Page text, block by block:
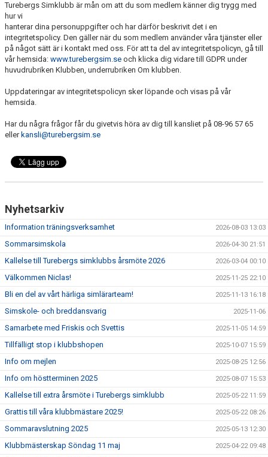
Turebergs Simklubb är mån om att du som medlem känner dig trygg med
hur vi
hanterar dina personuppgifter och har därför beskrivit det i en
integritetspolicy. Den gäller när du som medlem använder våra tjänster eller
på något sätt är i kontakt med oss. För att ta del av integritetspolicyn, gå till
vår hemsida: www.turebergsim.se och klicka dig vidare till GDPR under
huvudrubriken Klubben, underrubriken Om klubben.
Uppdateringar av integritetspolicyn sker löpande och visas på vår
hemsida.
Har du några frågor får du givetvis höra av dig till kansliet på 08-96 57 65
eller kansli@turebergsim.se
Nyhetsarkiv
Information träningsverksamhet 2026-08-03 13:03
Sommarsimskola 2026-04-30 21:51
Kallelse till Turebergs simklubbs årsmöte 2026 2026-03-04 00:10
Välkommen Niclas! 2025-11-25 22:10
Bli en del av vårt härliga simlärarteam! 2025-11-13 16:18
Simskole- och breddansvarig 2025-11-06
Samarbete med Friskis och Svettis 2025-11-05 14:59
Tillfälligt stop i klubbshopen 2025-10-07 15:59
Info om mejlen 2025-08-25 12:56
Info om höstterminen 2025 2025-08-07 15:53
Kallelse till extra årsmöte i Turebergs simklubb 2025-05-22 11:59
Grattis till våra klubbmästare 2025! 2025-05-22 08:26
Sommaravslutning 2025 2025-05-13 12:30
Klubbmästerskap Söndag 11 maj 2025-04-22 09:48